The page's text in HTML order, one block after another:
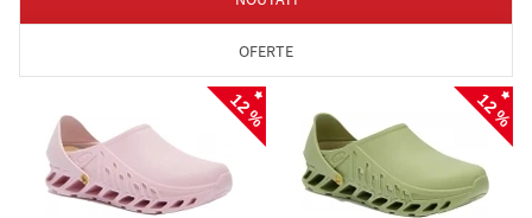
OFERTE
12 % 12 %